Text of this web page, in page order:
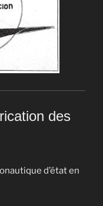
des
d’état en